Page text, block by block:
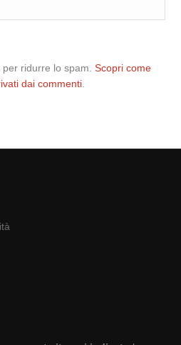
per ridurre lo spam.Scopri come
dai commenti.